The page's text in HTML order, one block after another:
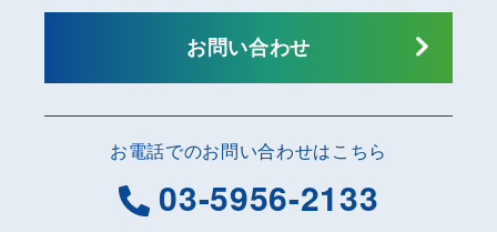
お電話でのお問い合わせはこちら
03-5956-2133
お問い合わせ